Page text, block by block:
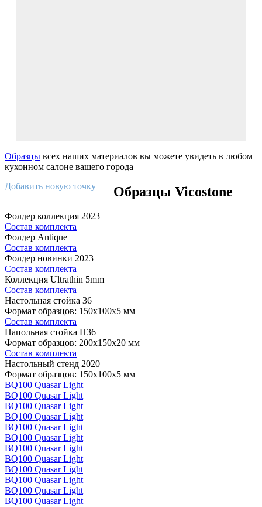
Образцы всех наших материалов вы можете увидеть в любом
кухонном салоне вашего города
Добавить новую точку
Образцы Vicostone
Фолдер коллекция 2023
Состав комплекта
Фолдер Antique
Состав комплекта
Фолдер новинки 2023
Состав комплекта
Коллекция Ultrathin 5mm
Состав комплекта
Настольная стойка 36
Формат образцов: 150x100x5 мм
Состав комплекта
Напольная стойка H36
Формат образцов: 200x150x20 мм
Состав комплекта
Настольный стенд 2020
Формат образцов: 150x100x5 мм
BQ100 Quasar Light
BQ100 Quasar Light
BQ100 Quasar Light
BQ100 Quasar Light
BQ100 Quasar Light
BQ100 Quasar Light
BQ100 Quasar Light
BQ100 Quasar Light
BQ100 Quasar Light
BQ100 Quasar Light
BQ100 Quasar Light
BQ100 Quasar Light